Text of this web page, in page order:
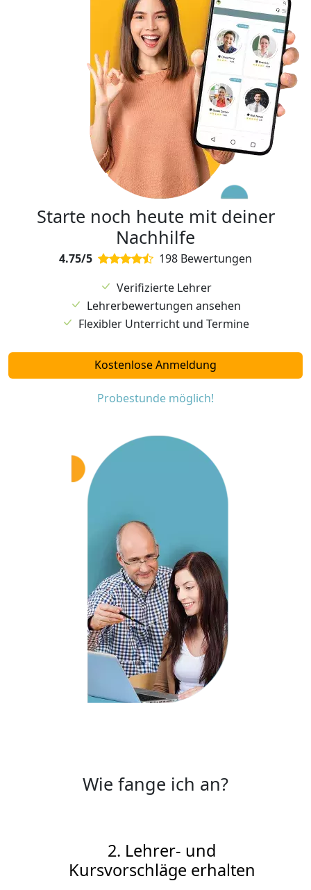
Starte noch heute mit deiner
Nachhilfe
4.75/5
198 Bewertungen
Verifizierte Lehrer
Lehrerbewertungen ansehen
Flexibler Unterricht und Termine
Kostenlose Anmeldung
Probestunde möglich!
Wie fange ich an?
2. Lehrer- und
Kursvorschläge erhalten